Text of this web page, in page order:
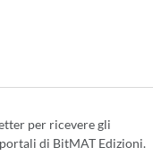
per ricevere gli
di BitMAT Edizioni.